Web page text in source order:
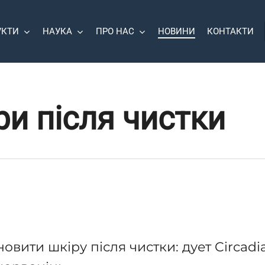
НАУКА ПРО НАС НОВИНИ КОНТАКТИ
після чистки
шкіру після чистки: дует